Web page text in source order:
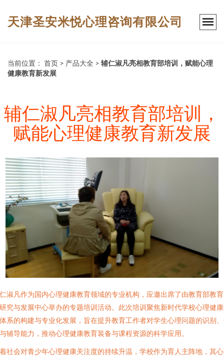
天津圣安米悦心理咨询有限公司
当前位置： 首页 > 产品大全 > 辅仁淑凡亮相教育部培训，赋能心理
健康教育新发展
辅仁淑凡亮相教育部培训，
赋能心理健康教育新发展
淑凡作为国内心理健康教育领域的专业机构，应邀出席了由教育部教
究与发展中心举办的专题培训活动。此次培训聚焦新时代学校心理健
系的构建与专业化发展，旨在提升教育工作者对学生心理问题的识别
辅导能力，推动心理健康教育装备与课程资源的科学应用。
社会对青少年心理健康关注度的持续升温，学校作为育人主阵地，其